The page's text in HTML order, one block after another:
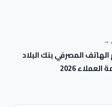
→
المصرفي بنك البلاد
العملاء 2026